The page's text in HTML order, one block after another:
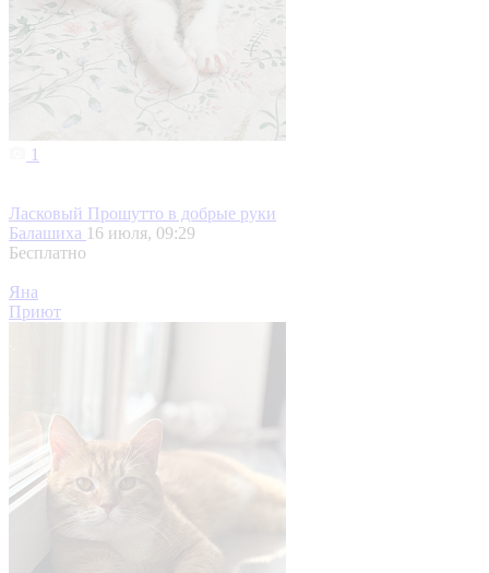
1
Ласковый Прошутто в добрые руки
Балашиха 16 июля, 09:29
Бесплатно
Яна
Приют